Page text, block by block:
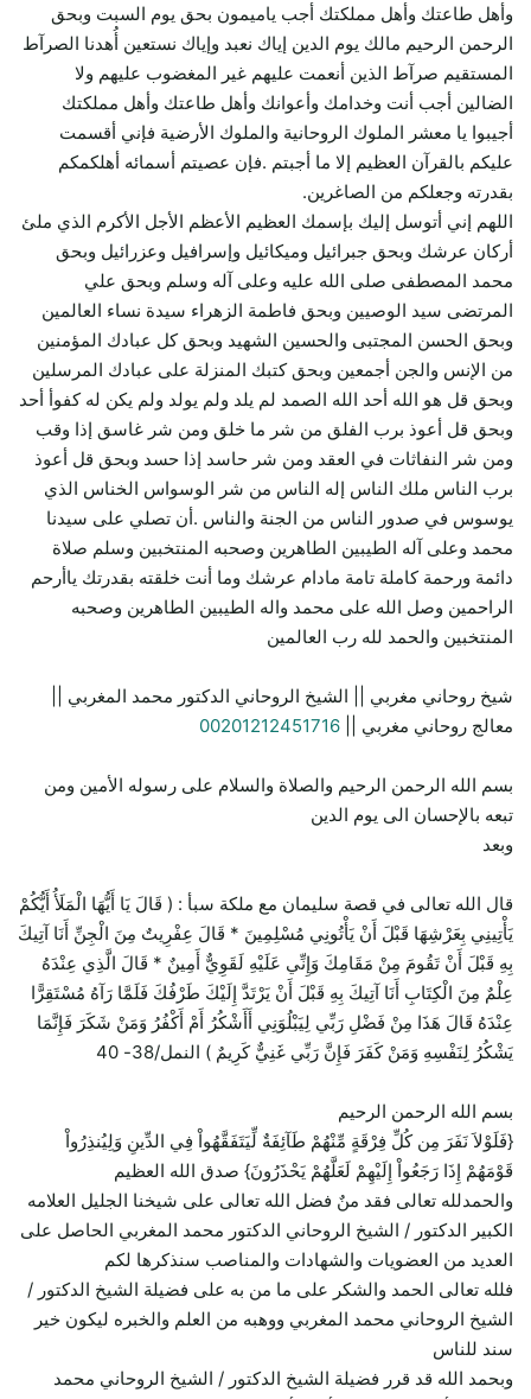
وأهل طاعتك وأهل مملكتك أجب ياميمون بحق يوم السبت وبحق
الرحمن الرحيم مالك يوم الدين إياك نعبد وإياك نستعين أُهدنا الصرآط
المستقيم صرآط الذين أنعمت عليهم غير المغضوب عليهم ولا
الضالين أجب أنت وخدامك وأعوانك وأهل طاعتك وأهل مملكتك
أجيبوا يا معشر الملوك الروحانية والملوك الأرضية فإني أقسمت
عليكم بالقرآن العظيم إلا ما أجبتم .فإن عصيتم أسمائه أهلكمكم
بقدرته وجعلكم من الصاغرين.
اللهم إني أتوسل إليك بإسمك العظيم الأعظم الأجل الأكرم الذي ملئ
أركان عرشك وبحق جبرائيل وميكائيل وإسرافيل وعزرائيل وبحق
محمد المصطفى صلى الله عليه وعلى آله وسلم وبحق علي
المرتضى سيد الوصيين وبحق فاطمة الزهراء سيدة نساء العالمين
وبحق الحسن المجتبى والحسين الشهيد وبحق كل عبادك المؤمنين
من الإنس والجن أجمعين وبحق كتبك المنزلة على عبادك المرسلين
وبحق قل هو الله أحد الله الصمد لم يلد ولم يولد ولم يكن له كفوأ أحد
وبحق قل أعوذ برب الفلق من شر ما خلق ومن شر غاسق إذا وقب
ومن شر النفاثات في العقد ومن شر حاسد إذا حسد وبحق قل أعوذ
برب الناس ملك الناس إله الناس من شر الوسواس الخناس الذي
يوسوس في صدور الناس من الجنة والناس .أن تصلي على سيدنا
محمد وعلى آله الطيبين الطاهرين وصحبه المنتخبين وسلم صلاة
دائمة ورحمة كاملة تامة مادام عرشك وما أنت خلقته بقدرتك ياأرحم
الراحمين وصل الله على محمد واله الطيبين الطاهرين وصحبه
المنتخبين والحمد لله رب العالمين
شيخ روحاني مغربي || الشيخ الروحاني الدكتور محمد المغربي ||
معالج روحاني مغربي || 00201212451716
بسم الله الرحمن الرحيم والصلاة والسلام على رسوله الأمين ومن
تبعه بالإحسان الى يوم الدين
وبعد
قال الله تعالى في قصة سليمان مع ملكة سبأ : ( قَالَ يَا أَيُّهَا الْمَلَأُ أَيُّكُمْ
يَأْتِينِي بِعَرْشِهَا قَبْلَ أَنْ يَأْتُونِي مُسْلِمِينَ * قَالَ عِفْرِيتٌ مِنَ الْجِنِّ أَنَا آتِيكَ
بِهِ قَبْلَ أَنْ تَقُومَ مِنْ مَقَامِكَ وَإِنِّي عَلَيْهِ لَقَوِيٌّ أَمِينٌ * قَالَ الَّذِي عِنْدَهُ
عِلْمٌ مِنَ الْكِتَابِ أَنَا آتِيكَ بِهِ قَبْلَ أَنْ يَرْتَدَّ إِلَيْكَ طَرْفُكَ فَلَمَّا رَآهُ مُسْتَقِرًّا
عِنْدَهُ قَالَ هَذَا مِنْ فَضْلِ رَبِّي لِيَبْلُوَنِي أَأَشْكُرُ أَمْ أَكْفُرُ وَمَنْ شَكَرَ فَإِنَّمَا
يَشْكُرُ لِنَفْسِهِ وَمَنْ كَفَرَ فَإِنَّ رَبِّي غَنِيٌّ كَرِيمٌ ) النمل/38- 40
بسم الله الرحمن الرحيم
{فَلَوْلاَ نَفَرَ مِن كُلِّ فِرْقَةٍ مِّنْهُمْ طَآئِفَةٌ لِّيَتَفَقَّهُواْ فِي الدِّينِ وَلِيُنذِرُواْ
قَوْمَهُمْ إِذَا رَجَعُواْ إِلَيْهِمْ لَعَلَّهُمْ يَحْذَرُونَ} صدق الله العظيم
والحمدلله تعالى فقد منٌ فضل الله تعالى على شيخنا الجليل العلامه
الكبير الدكتور / الشيخ الروحاني الدكتور محمد المغربي الحاصل على
العديد من العضويات والشهادات والمناصب سنذكرها لكم
فلله تعالى الحمد والشكر على ما من به على فضيلة الشيخ الدكتور /
الشيخ الروحاني محمد المغربي ووهبه من العلم والخبره ليكون خير
سند للناس
وبحمد الله قد قرر فضيلة الشيخ الدكتور / الشيخ الروحاني محمد